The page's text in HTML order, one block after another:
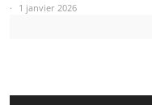
1 janvier 2026